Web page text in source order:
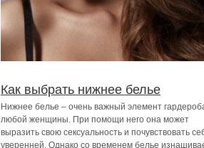
Как выбрать нижнее белье
Нижнее белье – очень важный элемент
любой женщины. При помощи него она может
выразить свою сексуальность и почувствовать
уверенней. Однако со временем белье